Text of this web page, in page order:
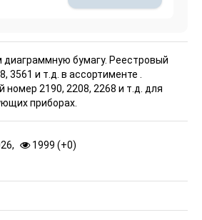
диаграммную бумагу. Реестровый
3561 и т.д. в ассортименте .
2190, 2208, 2268 и т.д. для
приборах.
1999 (+0)